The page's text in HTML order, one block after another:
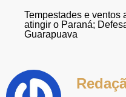
Tempestades e ventos
atingir o Paraná;
Guarapuava